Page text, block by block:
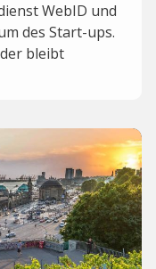
WebID und
des Start-ups.
bleibt